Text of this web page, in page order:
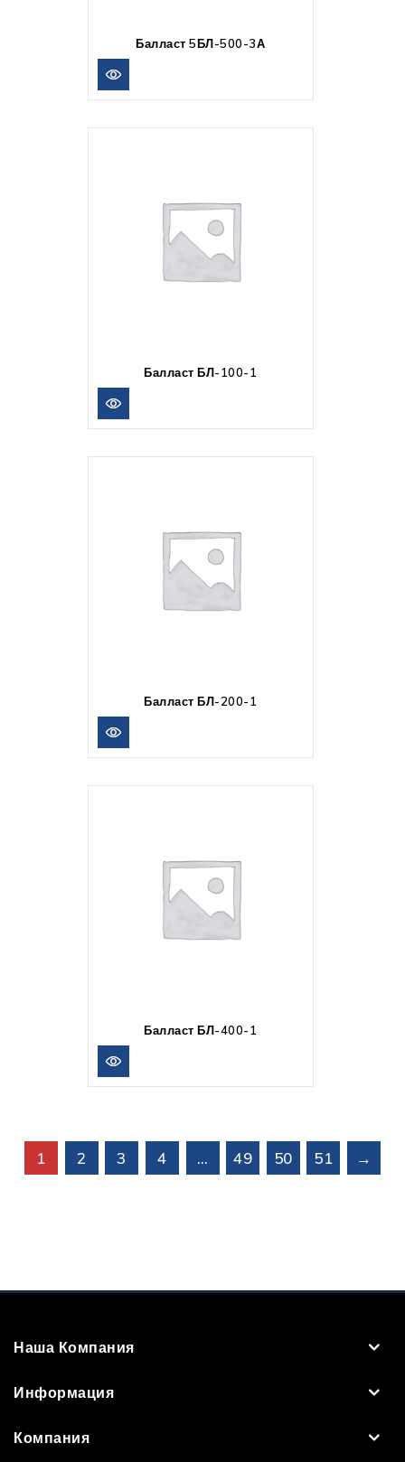
Балласт 5БЛ-500-3А
Балласт БЛ-100-1
Балласт БЛ-200-1
Балласт БЛ-400-1
1 2 3 4 … 49 50 51 →
Наша Компания
Информация
Компания